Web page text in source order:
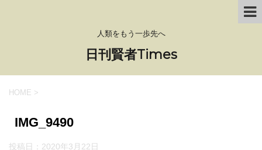
人類をもう一歩先へ
日刊賢者Times
HOME >
IMG_9490
投稿日： 2020年3月22日